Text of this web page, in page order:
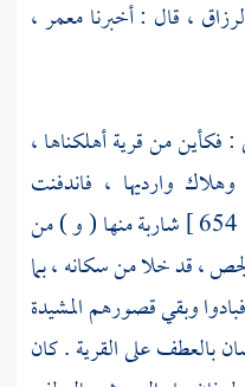
، قال : أخبرنامعمر،
فكأين من قرية أهلكناها ،
وارديها ، فاندفنت
شاربة منها ( و ) من
، قد خلا من سكانه ، بما
وبقي قصورهم المشيدة
بالعطف على القرية . كان